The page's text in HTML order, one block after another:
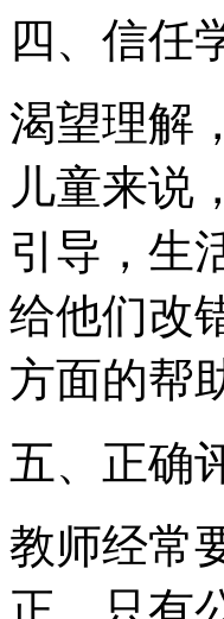
四、信任
渴望理解
儿童来说
引导，生
给他们改
方面的帮
五、正确
教师经常